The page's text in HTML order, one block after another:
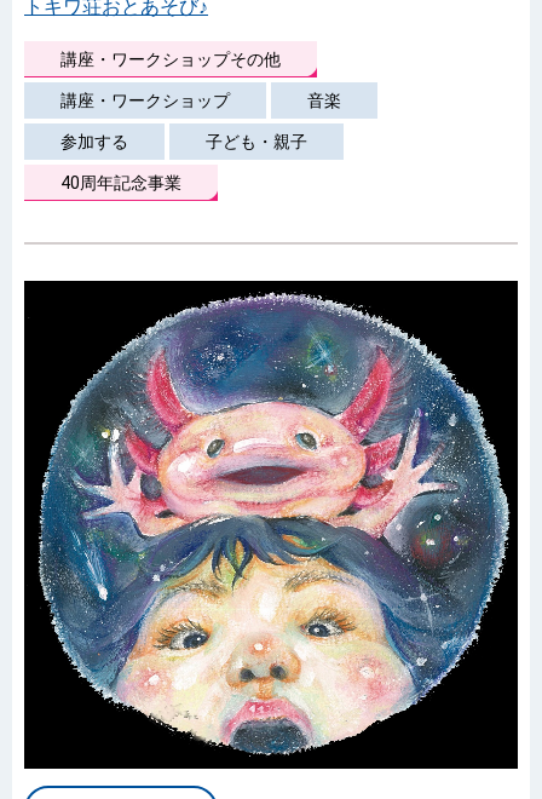
トキワ荘おとあそび♪
講座・ワークショップその他
講座・ワークショップ 音楽
参加する 子ども・親子
40周年記念事業